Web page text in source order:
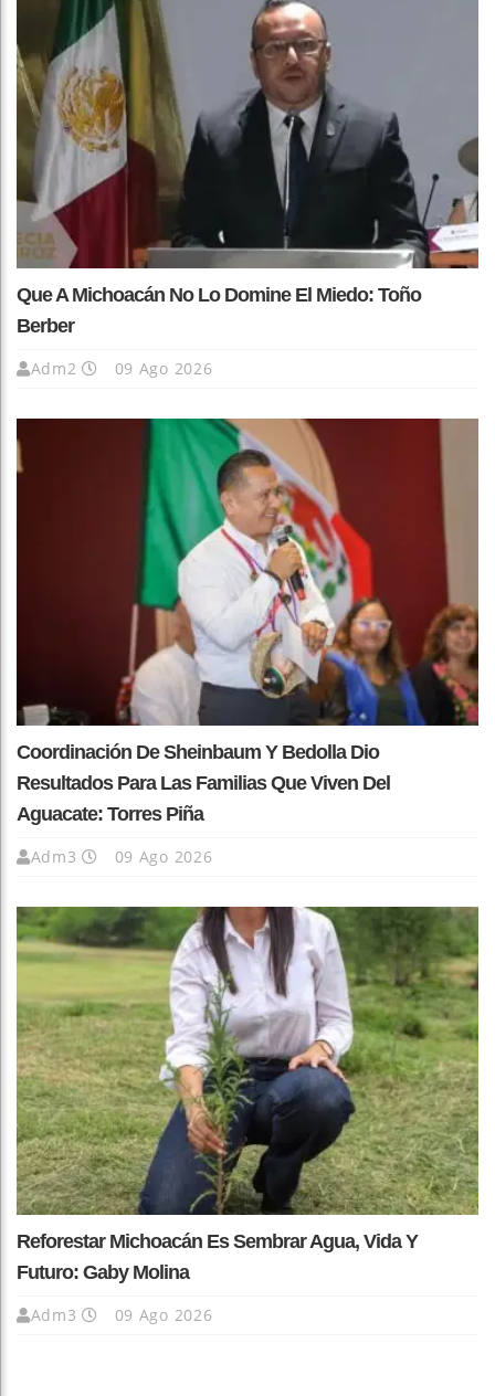
Que A Michoacán No Lo Domine El Miedo: Toño
Berber
Adm2 09 Ago 2026
Coordinación De Sheinbaum Y Bedolla Dio
Resultados Para Las Familias Que Viven Del
Aguacate: Torres Piña
Adm3 09 Ago 2026
Reforestar Michoacán Es Sembrar Agua, Vida Y
Futuro: Gaby Molina
Adm3 09 Ago 2026